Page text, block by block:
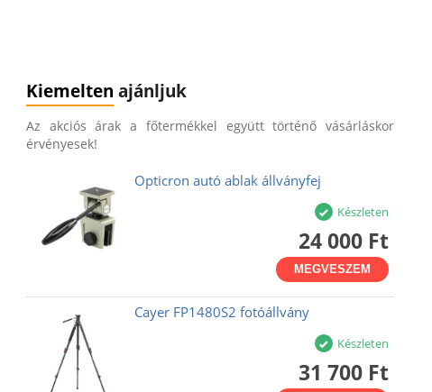
Kiemelten ajánljuk
Az akciós árak a főtermékkel együtt történő vásárláskor
érvényesek!
Opticron autó ablak állványfej
Készleten
24 000 Ft
MEGVESZEM
Cayer FP1480S2 fotóállvány
Készleten
31 700 Ft